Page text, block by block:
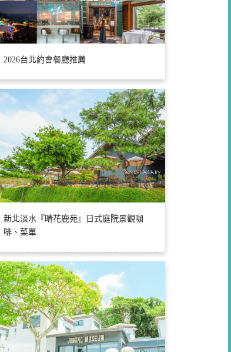
2026台北約會餐廳推薦
新北淡水『晴花鹿苑』日式庭院景觀咖
啡、菜單